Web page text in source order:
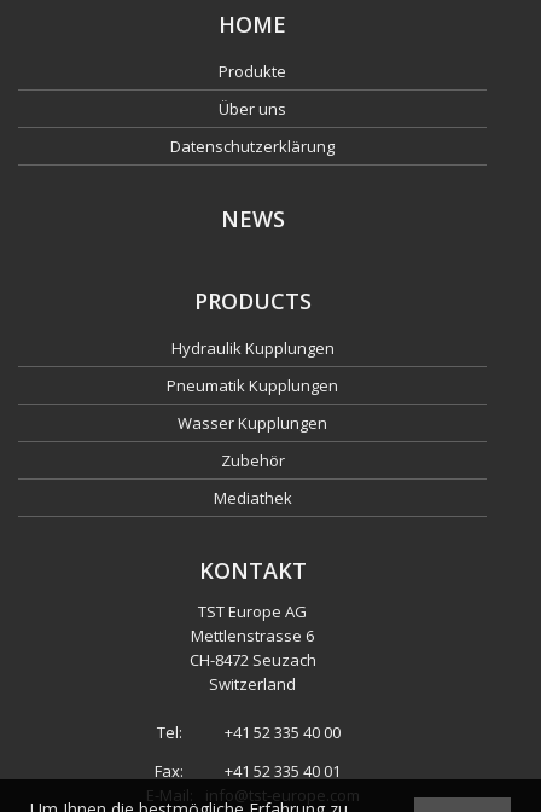
HOME
Produkte
Über uns
Datenschutzerklärung
NEWS
PRODUCTS
Hydraulik Kupplungen
Pneumatik Kupplungen
Wasser Kupplungen
Zubehör
Mediathek
KONTAKT
TST Europe AG
Mettlenstrasse 6
CH-8472 Seuzach
Switzerland
Tel:
+41 52 335 40 00
Fax:
+41 52 335 40 01
E-Mail:
info@tst-europe.com